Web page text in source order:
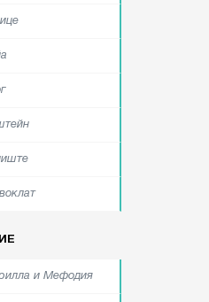
и Мефодия